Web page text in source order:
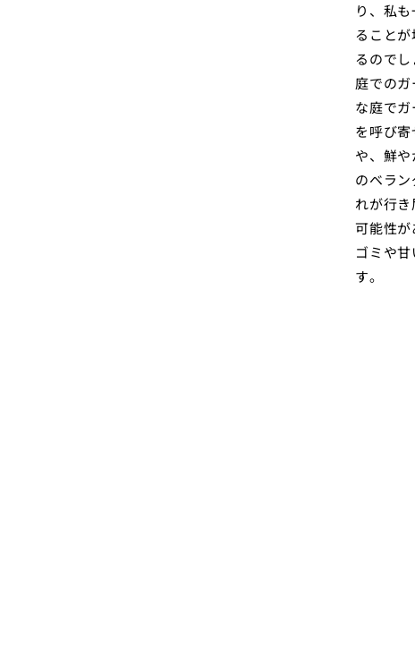
り、私
ること
るので
庭での
な庭で
を呼び
や、鮮
のベラ
れが行
可能性
ゴミや
す。